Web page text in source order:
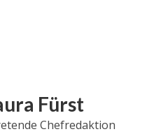
Fürst
Chefredaktion